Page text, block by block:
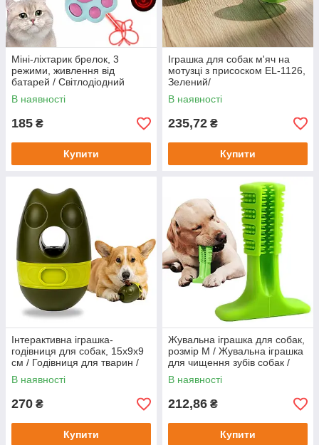
Міні-ліхтарик брелок, 3
режими, живлення від
батарей / Світлодіодний
ліхтарик / Лазерна указка /
Лазер для котів
В наявності
185 ₴
Купити
Іграшка для собак м'яч на
мотузці з присоском EL-1126,
Зелений/
Багатофункціональна іграшка
для вихованців
В наявності
235,72 ₴
Купити
Інтерактивна іграшка-
годівниця для собак, 15х9х9
см / Годівниця для тварин /
Іграшка-неваляшка для
повільного годування собак
В наявності
270 ₴
Купити
Жувальна іграшка для собак,
розмір M / Жувальна іграшка
для чищення зубів собак /
Зубна щітка для собак
В наявності
212,86 ₴
Купити